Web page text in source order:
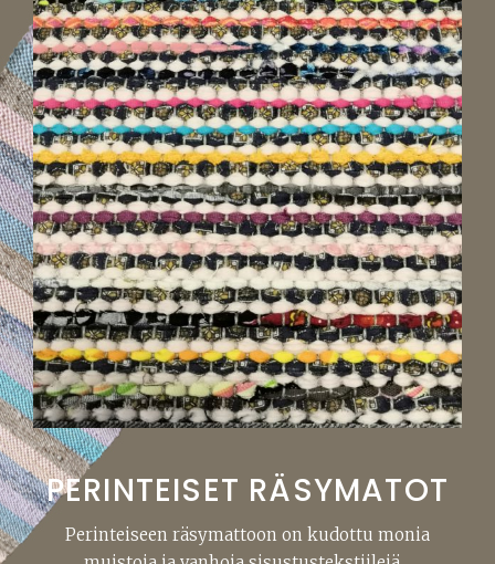
PERINTEISET RÄSYMATOT
Perinteiseen räsymattoon on kudottu monia